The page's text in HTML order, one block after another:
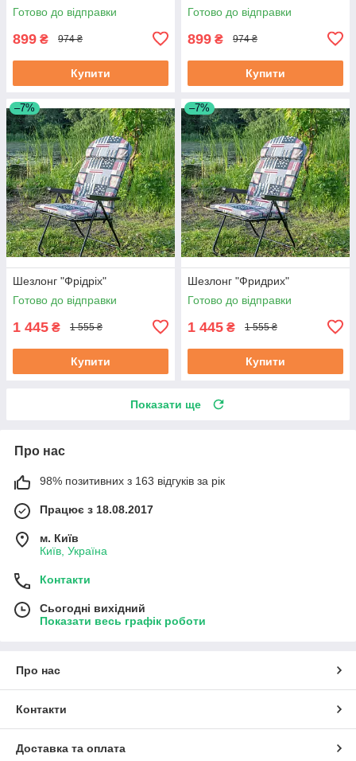
Готово до відправки
899 ₴ 974 ₴
Купити
Готово до відправки
899 ₴ 974 ₴
Купити
–7%
Шезлонг "Фрідріх"
Готово до відправки
1 445 ₴ 1 555 ₴
Купити
–7%
Шезлонг "Фридрих"
Готово до відправки
1 445 ₴ 1 555 ₴
Купити
Показати ще
Про нас
98% позитивних з 163 відгуків за рік
Працює з 18.08.2017
м. Київ
Київ, Україна
Контакти
Сьогодні вихідний
Показати весь графік роботи
Про нас
Контакти
Доставка та оплата